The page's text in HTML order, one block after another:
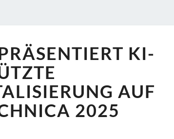
SOLUTIONS
PRÄSENTIERT
KI-
GESTÜTZTE
VERTRIEBSDIGITALISIERUNG
AUF
KI-
AUF
2025